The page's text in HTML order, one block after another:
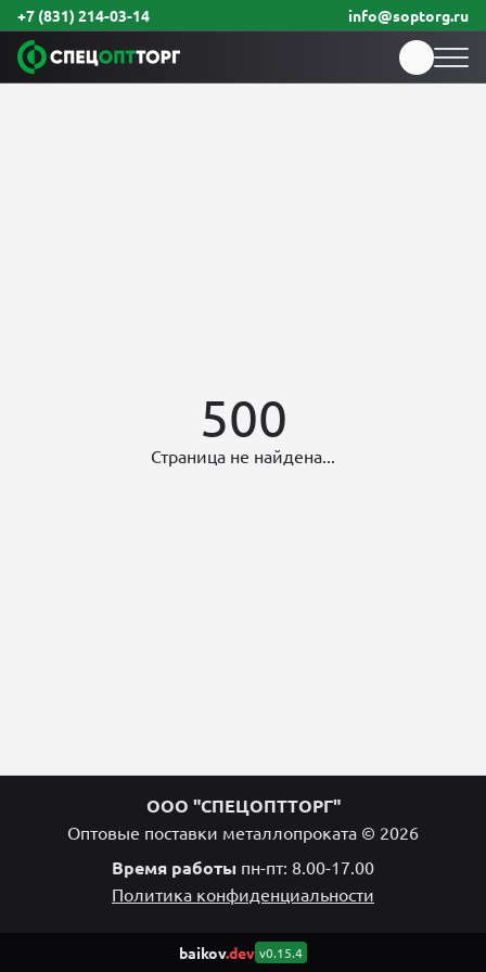
+7 (831) 214-03-14 info@soptorg.ru
500
Страница не найдена...
ООО "СПЕЦОПТТОРГ"
Оптовые поставки металлопроката © 2026
Время работы пн-пт: 8.00-17.00
Политика конфиденциальности
baikov.dev v0.15.4